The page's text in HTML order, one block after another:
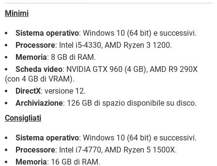
Minimi
Sistema operativo: Windows 10 (64 bit) e successivi.
Processore: Intel i5-4330, AMD Ryzen 3 1200.
Memoria: 8 GB di RAM.
Scheda video: NVIDIA GTX 960 (4 GB), AMD R9 290X
(con 4 GB di VRAM).
DirectX: versione 12.
Archiviazione: 126 GB di spazio disponibile su disco.
Consigliati
Sistema operativo: Windows 10 (64 bit) e successivi.
Processore: Intel i7-4770, AMD Ryzen 5 1500X.
Memoria: 16 GB di RAM.